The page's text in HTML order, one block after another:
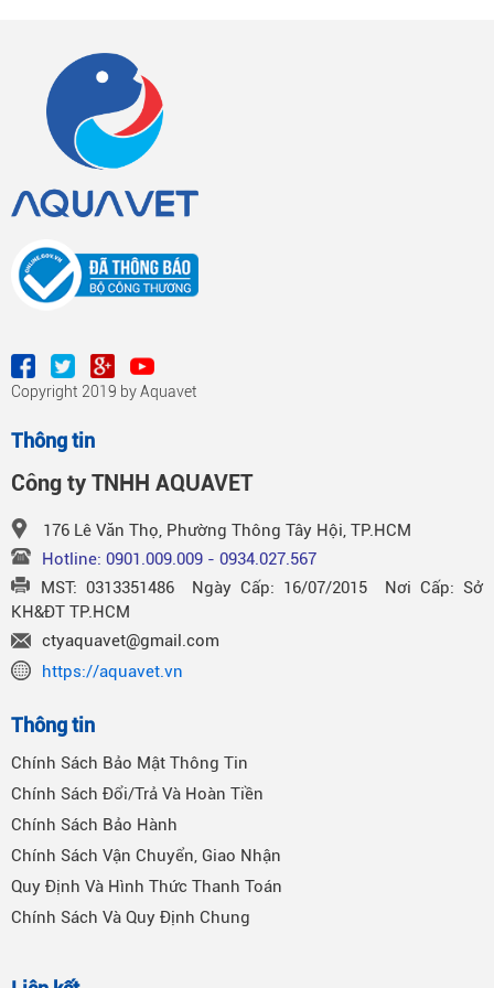
Copyright 2019 by Aquavet
Thông tin
Công ty TNHH AQUAVET
176 Lê Văn Thọ, Phường Thông Tây Hội, TP.HCM
Hotline: 0901.009.009 - 0934.027.567
MST: 0313351486 Ngày Cấp: 16/07/2015 Nơi Cấp: Sở
KH&ĐT TP.HCM
ctyaquavet@gmail.com
https://aquavet.vn
Thông tin
Chính Sách Bảo Mật Thông Tin
Chính Sách Đổi/Trả Và Hoàn Tiền
Chính Sách Bảo Hành
Chính Sách Vận Chuyển, Giao Nhận
Quy Định Và Hình Thức Thanh Toán
Chính Sách Và Quy Định Chung